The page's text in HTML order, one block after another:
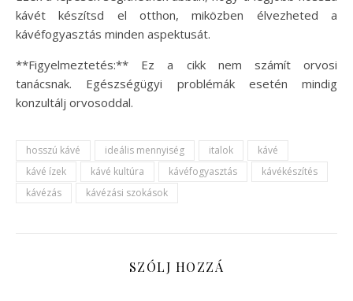
kávét készítsd el otthon, miközben élvezheted a
kávéfogyasztás minden aspektusát.
**Figyelmeztetés:** Ez a cikk nem számít orvosi
tanácsnak. Egészségügyi problémák esetén mindig
konzultálj orvosoddal.
hosszú kávé ideális mennyiség italok
kávé
kávé ízek
kávé kultúra kávéfogyasztás
kávékészítés
kávézás
kávézási szokások
SZÓLJ HOZZÁ